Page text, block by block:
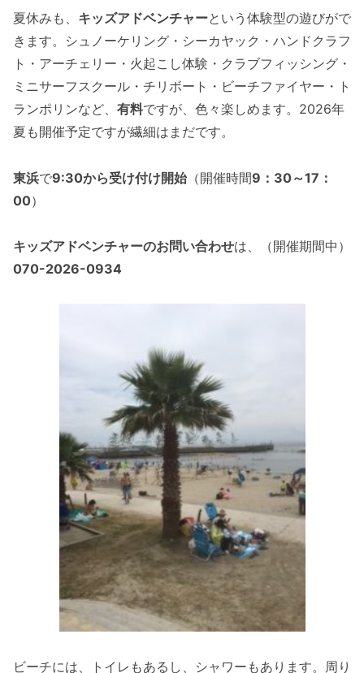
夏休みも、 キッズアドベンチャーという体験型の遊びがで
きます。シュノーケリング・シーカヤック・ハンドクラフ
ト・アーチェリー・火起こし体験・クラブフィッシング・
ミニサーフスクール・チリボート・ビーチファイヤー・ト
ランポリンなど、 有料ですが、色々楽しめます。2026年
夏も開催予定ですが繊細はまだです。
東浜で9:30から受け付け開始（開催時間9：30～17：
00）
キッズアドベンチャーのお問い合わせは、（開催期間中）
070-2026-0934
ビーチには、トイレもあるし、シャワーもあります。周り